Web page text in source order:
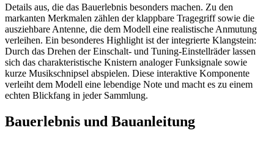
Details aus, die das Bauerlebnis besonders machen. Zu den
markanten Merkmalen zählen der klappbare Tragegriff sowie die
ausziehbare Antenne, die dem Modell eine realistische Anmutung
verleihen. Ein besonderes Highlight ist der integrierte Klangstein:
Durch das Drehen der Einschalt- und Tuning-Einstellräder lassen
sich das charakteristische Knistern analoger Funksignale sowie
kurze Musikschnipsel abspielen. Diese interaktive Komponente
verleiht dem Modell eine lebendige Note und macht es zu einem
echten Blickfang in jeder Sammlung.
Bauerlebnis und Bauanleitung